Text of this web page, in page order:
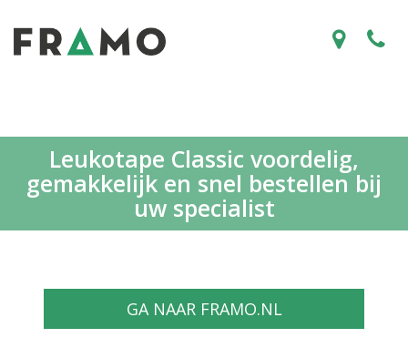
Leukotape Classic voordelig,
gemakkelijk en snel bestellen bij
uw specialist
GA NAAR FRAMO.NL